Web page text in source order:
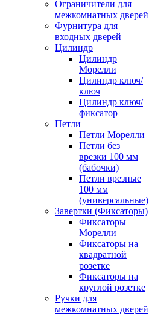
Ограничители для
межкомнатных дверей
Фурнитура для
входных дверей
Цилиндр
Цилиндр
Морелли
Цилиндр ключ/
ключ
Цилиндр ключ/
фиксатор
Петли
Петли Морелли
Петли без
врезки 100 мм
(бабочки)
Петли врезные
100 мм
(универсальные)
Завертки (Фиксаторы)
Фиксаторы
Морелли
Фиксаторы на
квадратной
розетке
Фиксаторы на
круглой розетке
Ручки для
межкомнатных дверей